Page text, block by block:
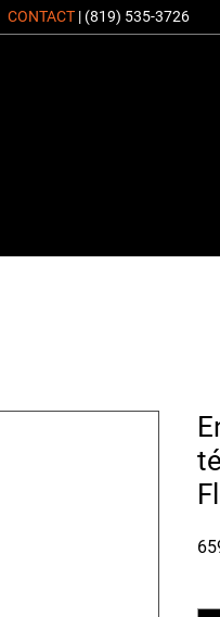
CONTACT | (819) 535-3726